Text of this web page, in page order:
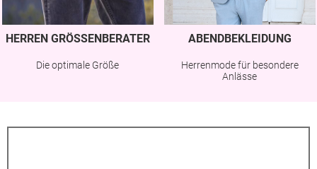
HERREN GRÖSSENBERATER
Die optimale Größe
ABENDBEKLEIDUNG
Herrenmode für besondere
Anlässe